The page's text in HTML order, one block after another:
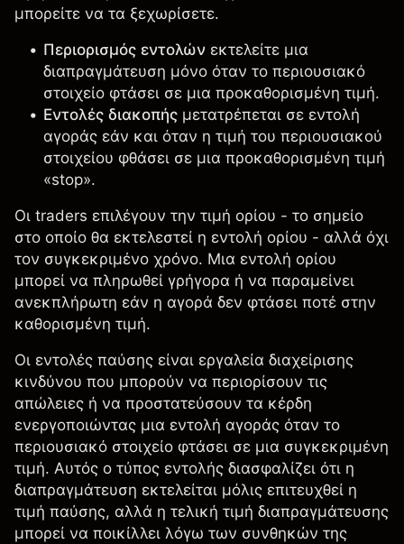
μπορείτε να τα ξεχωρίσετε.
Περιορισμός εντολών εκτελείτε μια
διαπραγμάτευση μόνο όταν το περιουσιακό
στοιχείο φτάσει σε μια προκαθορισμένη τιμή.
Εντολές διακοπής μετατρέπεται σε εντολή
αγοράς εάν και όταν η τιμή του περιουσιακού
στοιχείου φθάσει σε μια προκαθορισμένη τιμή
«stop».
Οι traders επιλέγουν την τιμή ορίου - το σημείο
στο οποίο θα εκτελεστεί η εντολή ορίου - αλλά όχι
τον συγκεκριμένο χρόνο. Μια εντολή ορίου
μπορεί να πληρωθεί γρήγορα ή να παραμείνει
ανεκπλήρωτη εάν η αγορά δεν φτάσει ποτέ στην
καθορισμένη τιμή.
Οι εντολές παύσης είναι εργαλεία διαχείρισης
κινδύνου που μπορούν να περιορίσουν τις
απώλειες ή να προστατεύσουν τα κέρδη
ενεργοποιώντας μια εντολή αγοράς όταν το
περιουσιακό στοιχείο φτάσει σε μια συγκεκριμένη
τιμή. Αυτός ο τύπος εντολής διασφαλίζει ότι η
διαπραγμάτευση εκτελείται μόλις επιτευχθεί η
τιμή παύσης, αλλά η τελική τιμή διαπραγμάτευσης
μπορεί να ποικίλλει λόγω των συνθηκών της